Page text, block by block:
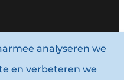
analyseren we
en verbeteren we